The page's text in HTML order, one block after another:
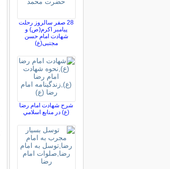
28 صفر سالروز رحلت
پیامبر اکرم(ص) و
شهادت امام حسن
مجتبی(ع)
شرح شهادت امام رضا
(ع) در منابع اسلامي